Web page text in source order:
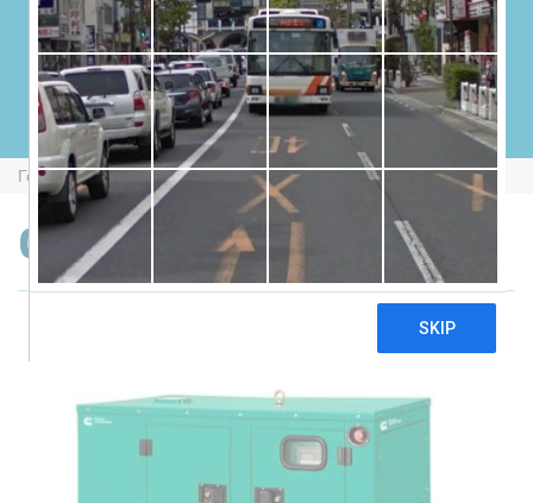
ГАЗОВІ ГЕНЕРАТОРИ
ЗВАРЮВАЛЬНІ ГЕНЕРАТОРИ
ГЕНЕРАТОРИ ВІД ВВП
Головна Дизельні Генератори Cummins C11D5 Silent
Cummins C11D5 Silent